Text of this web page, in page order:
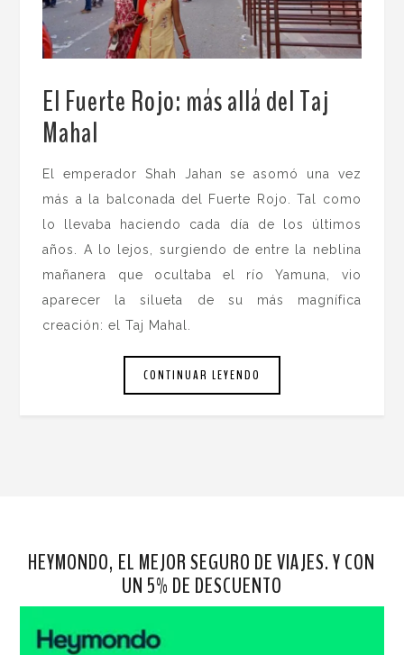
El Fuerte Rojo: más allá del Taj
Mahal
El emperador Shah Jahan se asomó una vez
más a la balconada del Fuerte Rojo. Tal como
lo llevaba haciendo cada día de los últimos
años. A lo lejos, surgiendo de entre la neblina
mañanera que ocultaba el río Yamuna, vio
aparecer la silueta de su más magnífica
creación: el Taj Mahal.
CONTINUAR LEYENDO
HEYMONDO, EL MEJOR SEGURO DE VIAJES. Y CON
UN 5% DE DESCUENTO